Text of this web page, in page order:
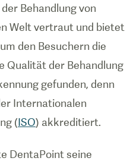
Behandlung von
Welt vertraut und bietet
den Besuchern die
Qualität der Behandlung
gefunden, denn
Internationalen
(ISO) akkreditiert.
DentaPoint seine